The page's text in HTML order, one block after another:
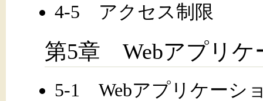
4-5 アクセス制限
第5章 Webアプリケ
5-1 Webアプリケーシ